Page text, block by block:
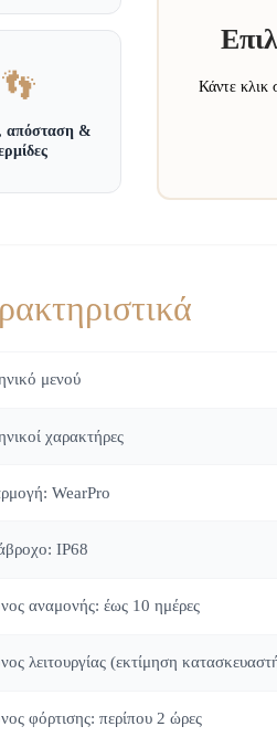
Κάντε κλικ
👣
απόσταση &
μενού
χαρακτήρες
WearPro
IP68
αναμονής: έως 10 ημέρες
λειτουργίας (εκτίμηση
φόρτισης: περίπου 2 ώρες